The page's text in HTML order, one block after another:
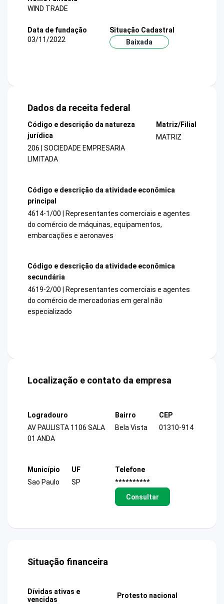
WIND TRADE
Data de fundação
03/11/2022
Situação Cadastral
Baixada
Dados da receita federal
Código e descrição da natureza
jurídica
206 | SOCIEDADE EMPRESARIA
LIMITADA
Matriz/Filial
MATRIZ
Código e descrição da atividade econômica
principal
4614-1/00 | Representantes comerciais e agentes
do comércio de máquinas, equipamentos,
embarcações e aeronaves
Código e descrição da atividade econômica
secundária
4619-2/00 | Representantes comerciais e agentes
do comércio de mercadorias em geral não
especializado
Localização e contato da empresa
Logradouro
AV PAULISTA 1106 SALA
01 ANDA
Bairro
Bela Vista
CEP
01310-914
Município
Sao Paulo
UF
SP
Telefone
**********
Consultar
Situação financeira
Dívidas ativas e
vencidas
Protesto nacional